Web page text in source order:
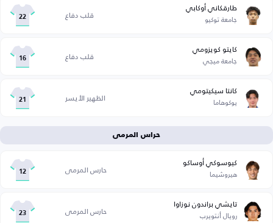
طارقكاني أوكابي
جامعة توكيو قلب دفاع 22
كايتو كويزومي
جامعة ميجي قلب دفاع 16
كانتا سيكيتومي
يوكوهاما الظهير الأيسر 21
حراس المرمى
كيوسوكي أوساكو
هيروشيما حارس المرمى 12
تايشي براندون نوزاوا
رويال أنتويرب حارس المرمى 23